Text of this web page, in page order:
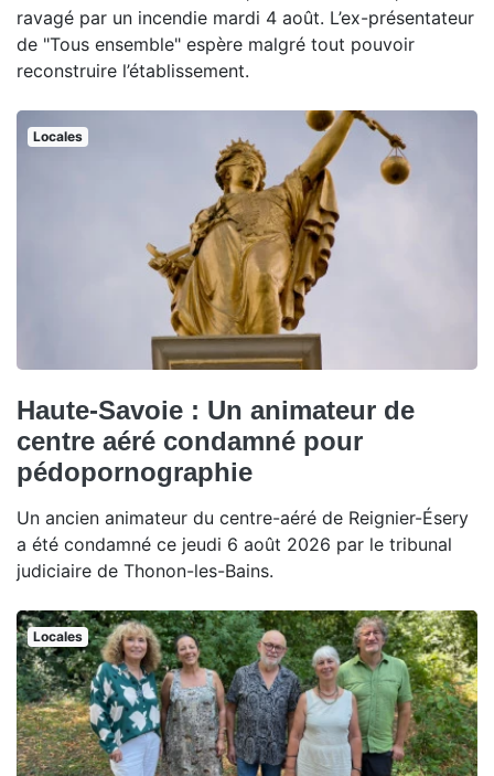
ravagé par un incendie mardi 4 août. L’ex-présentateur
de "Tous ensemble" espère malgré tout pouvoir
reconstruire l’établissement.
Locales
Haute-Savoie : Un animateur de
centre aéré condamné pour
pédopornographie
Un ancien animateur du centre-aéré de Reignier-Ésery
a été condamné ce jeudi 6 août 2026 par le tribunal
judiciaire de Thonon-les-Bains.
Locales